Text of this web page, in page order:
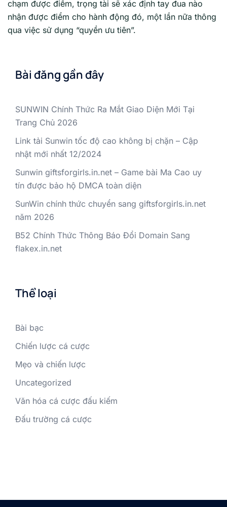
chạm được điểm, trọng tài sẽ xác định tay đua nào
nhận được điểm cho hành động đó, một lần nữa thông
qua việc sử dụng “quyền ưu tiên”.
Bài đăng gần đây
SUNWIN Chính Thức Ra Mắt Giao Diện Mới Tại
Trang Chủ 2026
Link tải Sunwin tốc độ cao không bị chặn – Cập
nhật mới nhất 12/2024
Sunwin giftsforgirls.in.net – Game bài Ma Cao uy
tín được bảo hộ DMCA toàn diện
SunWin chính thức chuyển sang giftsforgirls.in.net
năm 2026
B52 Chính Thức Thông Báo Đổi Domain Sang
flakex.in.net
Thể loại
Bài bạc
Chiến lược cá cược
Mẹo và chiến lược
Uncategorized
Văn hóa cá cược đấu kiếm
Đấu trường cá cược